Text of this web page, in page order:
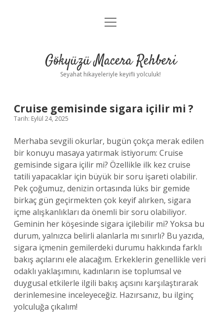
Anasayfa
Yasal Uyarı
menüyü
Gökyüzü Macera Rehberi
Seyahat hikayeleriyle keyifli yolculuk!
Cruise gemisinde sigara içilir mi ?
Tarih: Eylül 24, 2025
Merhaba sevgili okurlar, bugün çokça merak edilen
bir konuyu masaya yatırmak istiyorum: Cruise
gemisinde sigara içilir mi? Özellikle ilk kez cruise
tatili yapacaklar için büyük bir soru işareti olabilir.
Pek çoğumuz, denizin ortasında lüks bir gemide
birkaç gün geçirmekten çok keyif alırken, sigara
içme alışkanlıkları da önemli bir soru olabiliyor.
Geminin her köşesinde sigara içilebilir mi? Yoksa bu
durum, yalnızca belirli alanlarla mı sınırlı? Bu yazıda,
sigara içmenin gemilerdeki durumu hakkında farklı
bakış açılarını ele alacağım. Erkeklerin genellikle veri
odaklı yaklaşımını, kadınların ise toplumsal ve
duygusal etkilerle ilgili bakış açısını karşılaştırarak
derinlemesine inceleyeceğiz. Hazırsanız, bu ilginç
yolculuğa çıkalım!